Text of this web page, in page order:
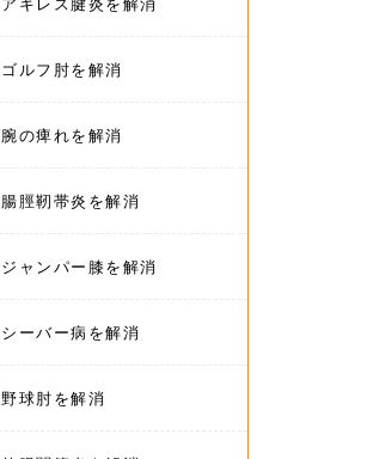
アキレス腱炎を解消
ゴルフ肘を解消
腕の痺れを解消
腸脛靭帯炎を解消
ジャンパー膝を解消
シーバー病を解消
野球肘を解消